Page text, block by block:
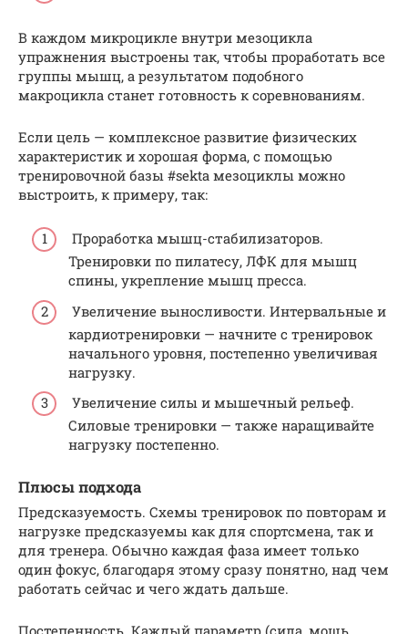
В каждом микроцикле внутри мезоцикла
упражнения выстроены так, чтобы проработать все
группы мышц, а результатом подобного
макроцикла станет готовность к соревнованиям.
Если цель — комплексное развитие физических
характеристик и хорошая форма, с помощью
тренировочной базы #sekta мезоциклы можно
выстроить, к примеру, так:
Проработка мышц-стабилизаторов.
Тренировки по пилатесу, ЛФК для мышц
спины, укрепление мышц пресса.
Увеличение выносливости. Интервальные и
кардиотренировки — начните с тренировок
начального уровня, постепенно увеличивая
нагрузку.
Увеличение силы и мышечный рельеф.
Силовые тренировки — также наращивайте
нагрузку постепенно.
Плюсы подхода
Предсказуемость. Схемы тренировок по повторам и
нагрузке предсказуемы как для спортсмена, так и
для тренера. Обычно каждая фаза имеет только
один фокус, благодаря этому сразу понятно, над чем
работать сейчас и чего ждать дальше.